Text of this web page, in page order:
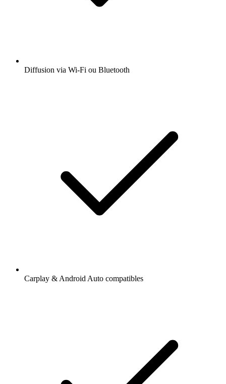
Diffusion via Wi-Fi ou Bluetooth
Carplay & Android Auto compatibles